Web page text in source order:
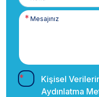
Kişisel
Aydınlatma